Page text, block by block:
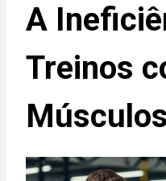
A
Treinos